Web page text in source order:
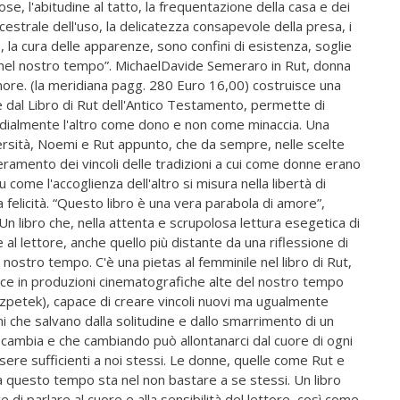
l'abitudine al tatto, la frequentazione della casa e dei
dell'uso, la delicatezza consapevole della presa, i
cura delle apparenze, sono confini di esistenza, soglie
nostro tempo”. MichaelDavide Semeraro in Rut, donna
(la meridiana pagg. 280 Euro 16,00) costruisce una
Libro di Rut dell'Antico Testamento, permette di
l'altro come dono e non come minaccia. Una
Noemi e Rut appunto, che da sempre, nelle scelte
dei vincoli delle tradizioni a cui come donne erano
l'accoglienza dell'altro si misura nella libertà di
“Questo libro è una vera parabola di amore”,
libro che, nella attenta e scrupolosa lettura esegetica di
lettore, anche quello più distante da una riflessione di
tempo. C'è una pietas al femminile nel libro di Rut,
in produzioni cinematografiche alte del nostro tempo
capace di creare vincoli nuovi ma ugualmente
salvano dalla solitudine e dallo smarrimento di un
e che cambiando può allontanarci dal cuore di ogni
sufficienti a noi stessi. Le donne, quelle come Rut e
questo tempo sta nel non bastare a se stessi. Un libro